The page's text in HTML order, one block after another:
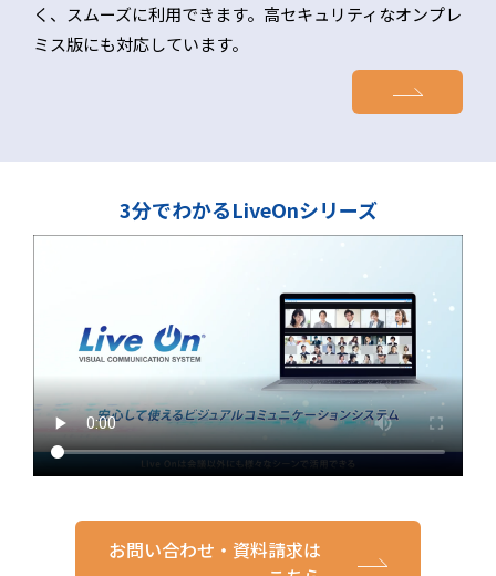
く、スムーズに利用できます。高セキュリティなオンプレ
ミス版にも対応しています。
3分でわかるLiveOnシリーズ
お問い合わせ・資料請求は